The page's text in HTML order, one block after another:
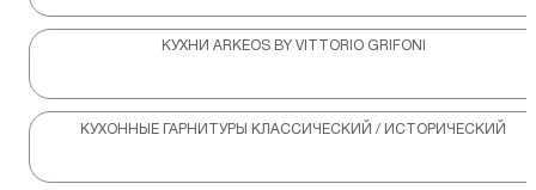
КУХНИ ARKEOS BY VITTORIO GRIFONI
КУХОННЫЕ ГАРНИТУРЫ КЛАССИЧЕСКИЙ / ИСТОРИЧЕСКИЙ